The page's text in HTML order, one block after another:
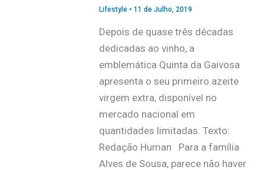
Lifestyle• 11 de Julho, 2019
Depois de quase três décadas
dedicadas ao vinho, a
emblemática Quinta da Gaivosa
apresenta o seu primeiro azeite
virgem extra, disponível no
mercado nacional em
quantidades limitadas. Texto:
Redação Human Para a família
Alves de Sousa, parece não haver